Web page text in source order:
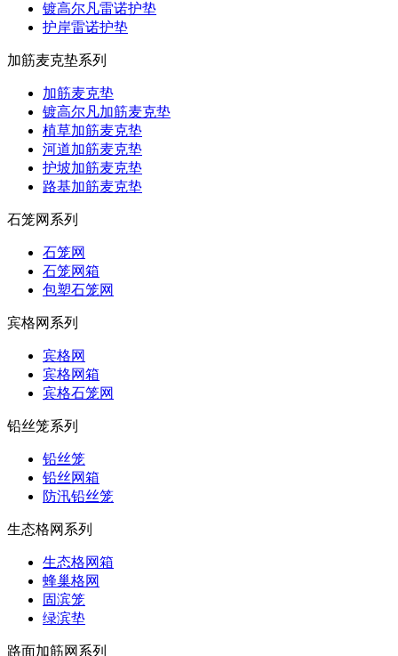
镀高尔凡雷诺护垫
护岸雷诺护垫
加筋麦克垫系列
加筋麦克垫
镀高尔凡加筋麦克垫
植草加筋麦克垫
河道加筋麦克垫
护坡加筋麦克垫
路基加筋麦克垫
石笼网系列
石笼网
石笼网箱
包塑石笼网
宾格网系列
宾格网
宾格网箱
宾格石笼网
铅丝笼系列
铅丝笼
铅丝网箱
防汛铅丝笼
生态格网系列
生态格网箱
蜂巢格网
固滨笼
绿滨垫
路面加筋网系列